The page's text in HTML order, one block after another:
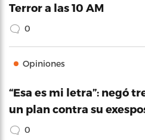
Terror a las 10 AM
0
Opiniones
“Esa es mi letra”: negó
un plan contra su
0